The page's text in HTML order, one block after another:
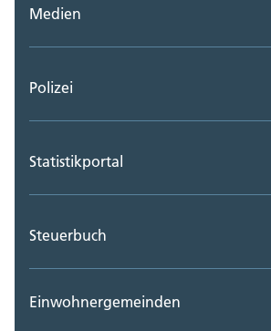
Medien
Polizei
Statistikportal
Steuerbuch
Einwohnergemeinden